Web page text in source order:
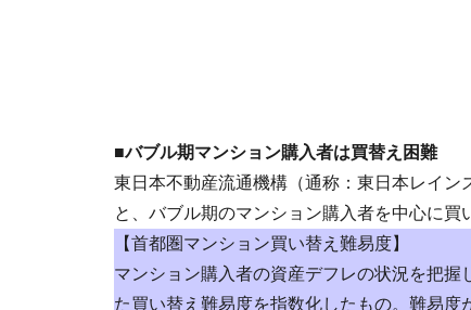
■バブル期マンション購入者は買替え困難
東日本不動産流通機構（通称：東日本レイン
と、バブル期のマンション購入者を中心に買
【首都圏マンション買い替え難易度】
マンション購入者の資産デフレの状況を把
た買い替え難易度を指数化したもの。難易度